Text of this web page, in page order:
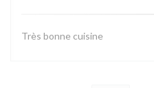
Très bonne cuisine